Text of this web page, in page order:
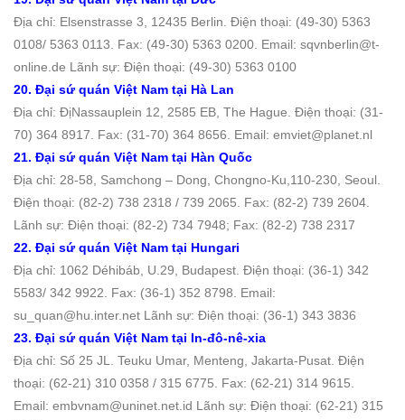
Địa chỉ: Elsenstrasse 3, 12435 Berlin. Ðiện thoại: (49-30) 5363
0108/ 5363 0113. Fax: (49-30) 5363 0200. Email: sqvnberlin@t-
online.de Lãnh sự: Điện thoại: (49-30) 5363 0100
20. Đại sứ quán Việt Nam tại Hà Lan
Địa chỉ: ÐịNassauplein 12, 2585 EB, The Hague. Ðiện thoại: (31-
70) 364 8917. Fax: (31-70) 364 8656. Email: emviet@planet.nl
21. Đại sứ quán Việt Nam tại Hàn Quốc
Địa chỉ: 28-58, Samchong – Dong, Chongno-Ku,110-230, Seoul.
Ðiện thoại: (82-2) 738 2318 / 739 2065. Fax: (82-2) 739 2604.
Lãnh sự: Điện thoại: (82-2) 734 7948; Fax: (82-2) 738 2317
22. Đại sứ quán Việt Nam tại Hungari
Địa chỉ: 1062 Déhibáb, U.29, Budapest. Ðiện thoại: (36-1) 342
5583/ 342 9922. Fax: (36-1) 352 8798. Email:
su_quan@hu.inter.net Lãnh sự: Điện thoại: (36-1) 343 3836
23. Đại sứ quán Việt Nam tại In-đô-nê-xia
Địa chỉ: Số 25 JL. Teuku Umar, Menteng, Jakarta-Pusat. Ðiện
thoại: (62-21) 310 0358 / 315 6775. Fax: (62-21) 314 9615.
Email: embvnam@uninet.net.id Lãnh sự: Điện thoại: (62-21) 315